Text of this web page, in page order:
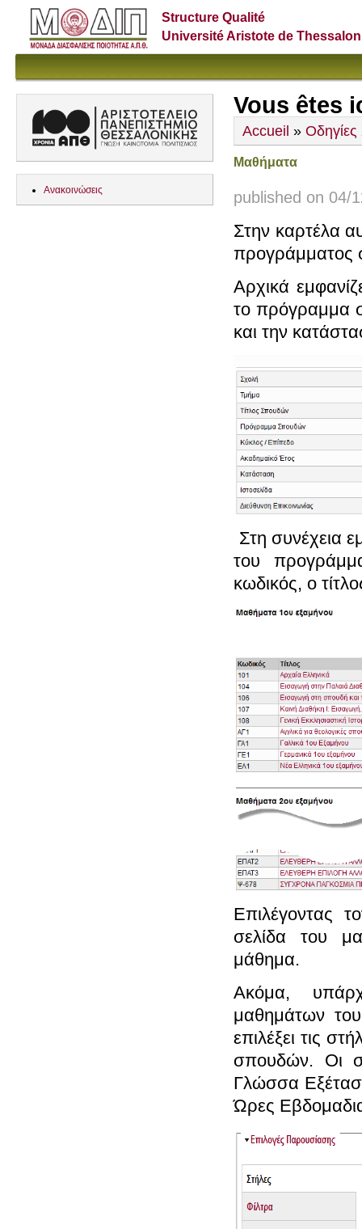
Structure Qualité
Université Aristote de
Ανακοινώσεις
Vous êtes
Accueil »
Μαθήματα
published on 04/
Στην καρτέλα
προγράμματος
Αρχικά
το πρόγραμμα
και την
Στη συνέχεια
του
κωδικός, ο
Επιλέγοντας
σελίδα του
μάθημα.
Ακόμα,
μαθημάτων
επιλέξει τις
σπουδών. Οι
Γλώσσα
Ώρες